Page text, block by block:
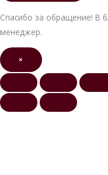
Спасибо за обращение! В
менеджер.
×